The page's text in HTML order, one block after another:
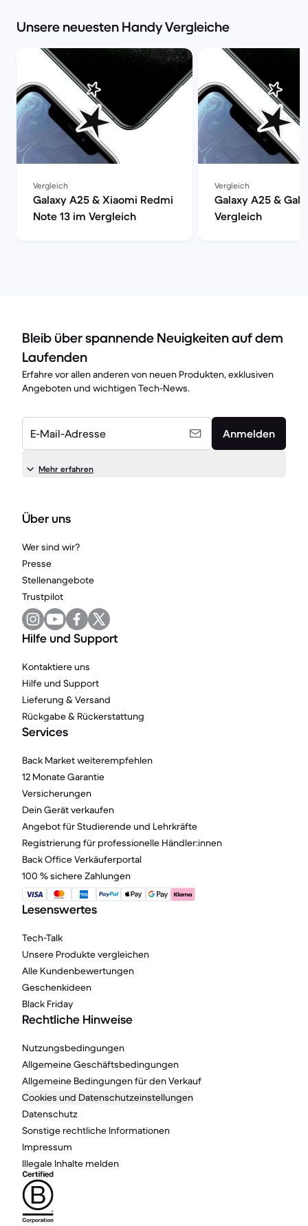
Unsere neuesten Handy Vergleiche
Vergleich
Galaxy A25 & Xiaomi Redmi
Note 13 im Vergleich
Vergleich
Galaxy A25 &
Vergleich
Bleib über spannende Neuigkeiten auf dem
Laufenden
Erfahre vor allen anderen von neuen Produkten, exklusiven
Angeboten und wichtigen Tech-News.
E-Mail-Adresse Anmelden
Mehr erfahren
Über uns
Wer sind wir?
Presse
Stellenangebote
Trustpilot
Hilfe und Support
Kontaktiere uns
Hilfe und Support
Lieferung & Versand
Rückgabe & Rückerstattung
Services
Back Market weiterempfehlen
12 Monate Garantie
Versicherungen
Dein Gerät verkaufen
Angebot für Studierende und Lehrkräfte
Registrierung für professionelle Händler:innen
Back Office Verkäuferportal
100 % sichere Zahlungen
Lesenswertes
Tech-Talk
Unsere Produkte vergleichen
Alle Kundenbewertungen
Geschenkideen
Black Friday
Rechtliche Hinweise
Nutzungsbedingungen
Allgemeine Geschäftsbedingungen
Allgemeine Bedingungen für den Verkauf
Cookies und Datenschutzeinstellungen
Datenschutz
Sonstige rechtliche Informationen
Impressum
Illegale Inhalte melden